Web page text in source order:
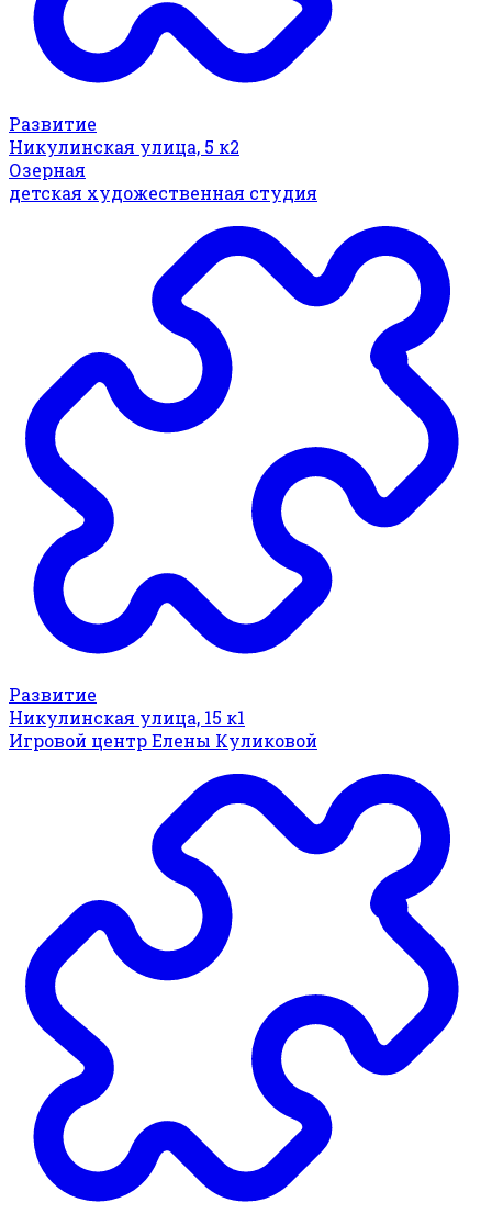
Развитие
Никулинская улица, 5 к2
Озерная
детская художественная студия
Развитие
Никулинская улица, 15 к1
Игровой центр Елены Куликовой